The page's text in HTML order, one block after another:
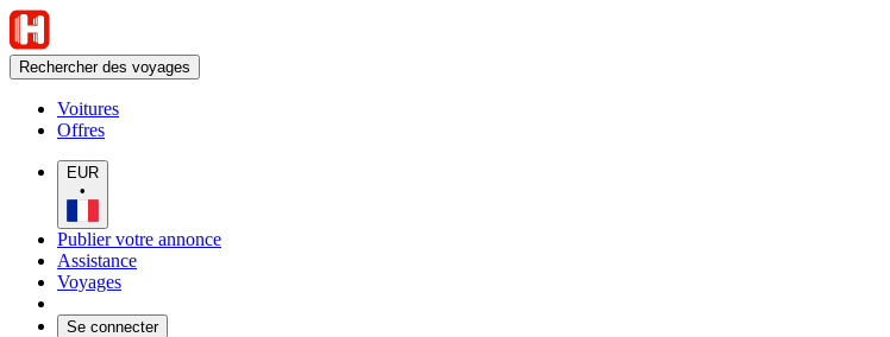
Rechercher des voyages
Voitures
Offres
EUR
•
Publier votre annonce
Assistance
Voyages
Se connecter